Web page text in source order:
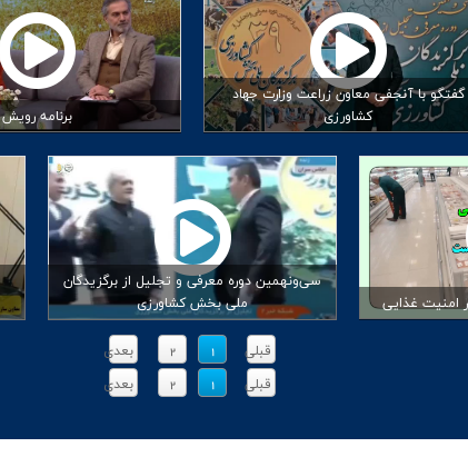
گفتگو با آنجفی معاون زراعت وزارت جهاد
کشاورزی
برنامه رویش
امنیت غذایی
سی‌ونهمین دوره معرفی و تجلیل از برگزیدگان
ملی بخش کشاورزی
قبلی 1
2
بعدی
قبلی
1
2 بعدی